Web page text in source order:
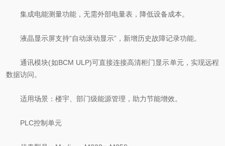
集成电能测量功能，无需外部电量表，降低设备成本。
液晶显示屏支持“自动滚动显示”，新增历史故障记录功能。
通讯模块(如BCM ULP)可直接连接高清柜门显示单元，实现远程
数据访问。
适用场景：楼宇、部门级能源管理，助力节能增效。
PLC控制单元